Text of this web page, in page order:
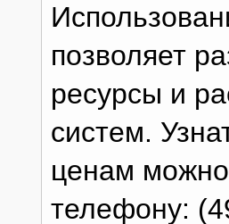
позволяет
ресурсы и
систем.
ценам
телефону: